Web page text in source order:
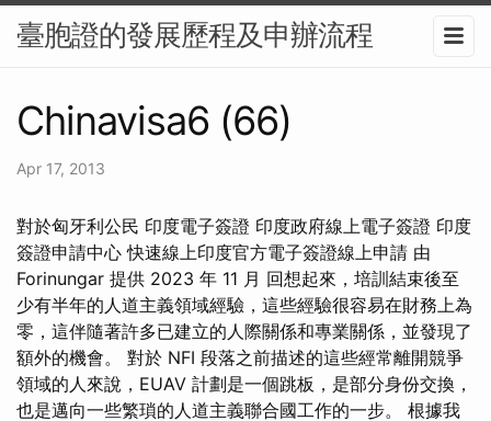
臺胞證的發展歷程及申辦流程
Chinavisa6 (66)
Apr 17, 2013
對於匈牙利公民 印度電子簽證 印度政府線上電子簽證 印度
簽證申請中心 快速線上印度官方電子簽證線上申請 由
Forinungar 提供 2023 年 11 月 回想起來，培訓結束後至
少有半年的人道主義領域經驗，這些經驗很容易在財務上為
零，這伴隨著許多已建立的人際關係和專業關係，並發現了
額外的機會。 對於 NFI 段落之前描述的這些經常離開競爭
領域的人來說，EUAV 計劃是一個跳板，是部分身份交換，
也是邁向一些繁瑣的人道主義聯合國工作的一步。 根據我